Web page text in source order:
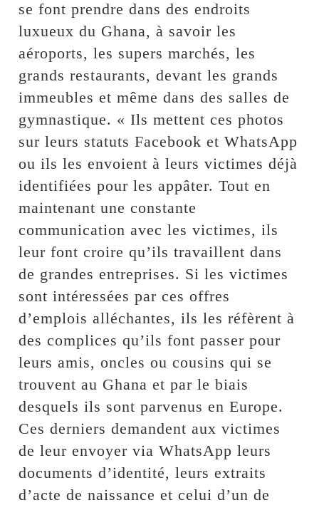
se font prendre dans des endroits
luxueux du Ghana, à savoir les
aéroports, les supers marchés, les
grands restaurants, devant les grands
immeubles et même dans des salles de
gymnastique. « Ils mettent ces photos
sur leurs statuts Facebook et WhatsApp
ou ils les envoient à leurs victimes déjà
identifiées pour les appâter. Tout en
maintenant une constante
communication avec les victimes, ils
leur font croire qu’ils travaillent dans
de grandes entreprises. Si les victimes
sont intéressées par ces offres
d’emplois alléchantes, ils les réfèrent à
des complices qu’ils font passer pour
leurs amis, oncles ou cousins qui se
trouvent au Ghana et par le biais
desquels ils sont parvenus en Europe.
Ces derniers demandent aux victimes
de leur envoyer via WhatsApp leurs
documents d’identité, leurs extraits
d’acte de naissance et celui d’un de